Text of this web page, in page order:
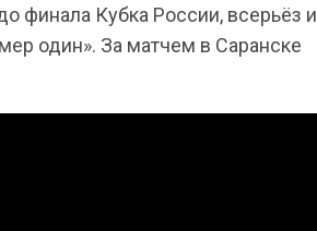
финала Кубка России, всерьёз и
один». За матчем в Саранске